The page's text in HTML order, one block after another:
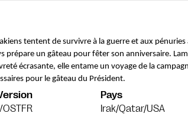
tentent de survivre à la guerre et aux
prépare un gâteau pour fêter son anniversaire.
écrasante, elle entame un voyage de la
pour le gâteau du Président.
Pays
Irak/Qatar/USA